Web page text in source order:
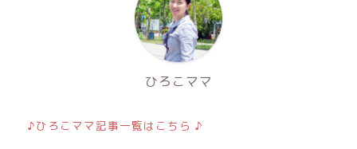
ひろこママ
♪ひろこママ記事一覧はこちら ♪